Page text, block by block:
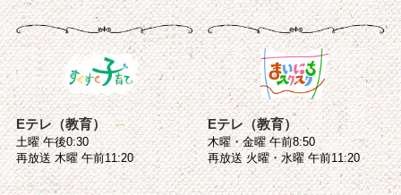
Eテレ（教育）
土曜 午後0:30
再放送 木曜 午前11:20
Eテレ（教育）
木曜・金曜 午前8:50
再放送 火曜・水曜 午前11:20